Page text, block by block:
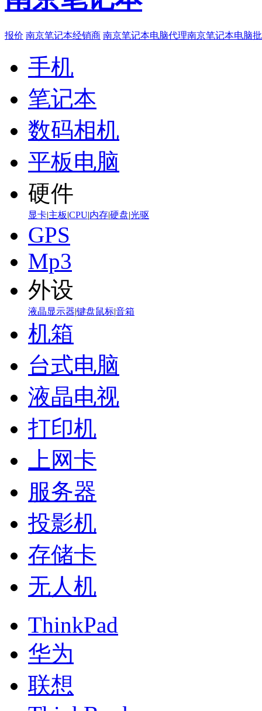
报价 南京笔记本经销商 南京笔记本电脑代理南京笔记本电脑
手机
笔记本
数码相机
平板电脑
硬件
显卡|主板|CPU|内存|硬盘|光驱
GPS
Mp3
外设
液晶显示器|键盘鼠标|音箱
机箱
台式电脑
液晶电视
打印机
上网卡
服务器
投影机
存储卡
无人机
ThinkPad
华为
联想